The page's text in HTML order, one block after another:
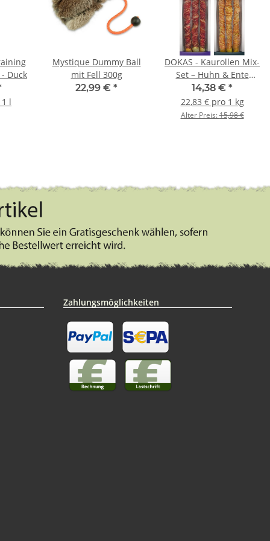
Duck
l
Mystique Dummy Ball
mit Fell 300g
22,99 € *
DOKAS - Kaurollen Mix-
Set – Huhn & Ente
(2x315 g)
14,38 € *
22,83 € pro 1 kg
Alter Preis:15,98 €
Zahlungsmöglichkeiten